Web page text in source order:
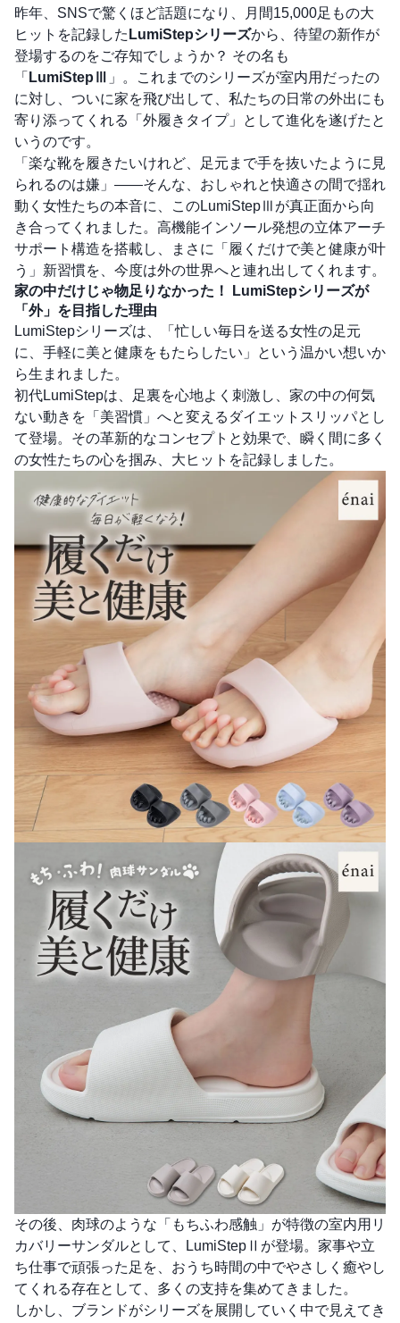
昨年、SNSで驚くほど話題になり、月間15,000足もの大
ヒットを記録した LumiStepシリーズから、待望の新作が
登場するのをご存知でしょうか？ その名も
「 LumiStepⅢ
」。これまでのシリーズが室内用だったの
に対し、ついに家を飛び出して、私たちの日常の外出にも
寄り添ってくれる「外履きタイプ」として進化を遂げたと
いうのです。
「楽な靴を履きたいけれど、足元まで手を抜いたように見
られるのは嫌」――そんな、おしゃれと快適さの間で揺れ
動く女性たちの本音に、このLumiStepⅢが真正面から向
き合ってくれました。高機能インソール発想の立体アーチ
サポート構造を搭載し、まさに「履くだけで美と健康が叶
う」新習慣を、今度は外の世界へと連れ出してくれます。
家の中だけじゃ物足りなかった！ LumiStepシリーズが
「外」を目指した理由
LumiStepシリーズは、「忙しい毎日を送る女性の足元
に、手軽に美と健康をもたらしたい」という温かい想いか
ら生まれました。
初代LumiStepは、足裏を心地よく刺激し、家の中の何気
ない動きを「美習慣」へと変えるダイエットスリッパとし
て登場。その革新的なコンセプトと効果で、瞬く間に多く
の女性たちの心を掴み、大ヒットを記録しました。
その後、肉球のような「もちふわ感触」が特徴の室内用リ
カバリーサンダルとして、LumiStepⅡが登場。家事や立
ち仕事で頑張った足を、おうち時間の中でやさしく癒やし
てくれる存在として、多くの支持を集めてきました。
しかし、ブランドがシリーズを展開していく中で見えてき